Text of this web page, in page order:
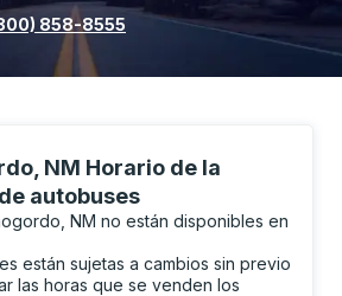
la ubicación de la parada en
858-8555
NM Horario de la
autobuses
NM no están disponibles en
están sujetas a cambios sin previo
las horas que se venden los